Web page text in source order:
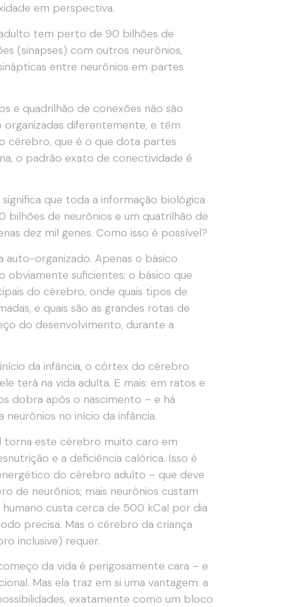
em perspectiva.
tem perto de 90 bilhões de
(sinapses) com outros neurônios,
entre neurônios em partes
e quadrilhão de conexões não são
diferentemente, e têm
cérebro, que é o que dota partes
o padrão exato de conectividade é
que toda a informação biológica
bilhões de neurônios e um quatrilhão de
dez mil genes. Como isso é possível?
organizado. Apenas o básico
obviamente suficientes: o básico que
do cérebro, onde quais tipos de
e quais são as grandes rotas de
do desenvolvimento, durante a
da infância, o córtex do cérebro
terá na vida adulta. E mais: em ratos e
dobra após o nascimento – e há
no início da infância.
torna este cérebro muito caro em
e a deficiência calórica. Isso é
do cérebro adulto – que deve
de neurônios; mais neurônios custam
custa cerca de 500 kCal por dia
precisa. Mas o cérebro da criança
inclusive) requer.
da vida é perigosamente cara – e
Mas ela traz em si uma vantagem: a
exatamente como um bloco